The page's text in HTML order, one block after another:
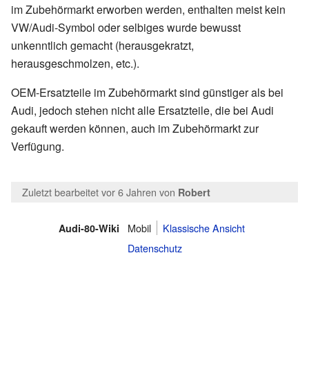
im Zubehörmarkt erworben werden, enthalten meist kein
VW/Audi-Symbol oder selbiges wurde bewusst
unkenntlich gemacht (herausgekratzt,
herausgeschmolzen, etc.).
OEM-Ersatzteile im Zubehörmarkt sind günstiger als bei
Audi, jedoch stehen nicht alle Ersatzteile, die bei Audi
gekauft werden können, auch im Zubehörmarkt zur
Verfügung.
Zuletzt bearbeitet vor 6 Jahren von Robert
Audi-80-Wiki Mobil
Klassische Ansicht
Datenschutz